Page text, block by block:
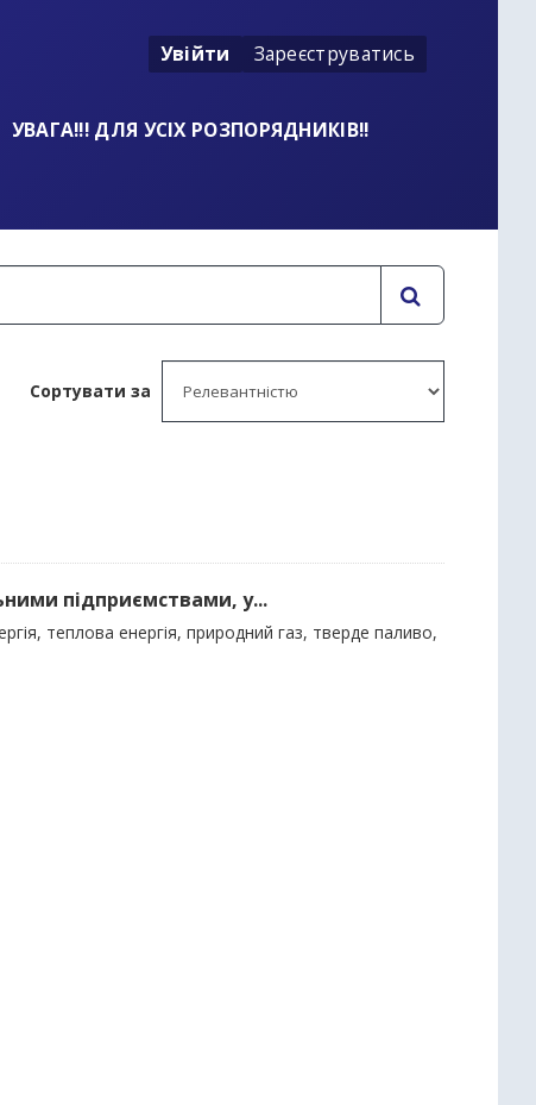
Увійти Зареєструватись
УВАГА!!! ДЛЯ УСІХ РОЗПОРЯДНИКІВ!!
Сортувати за
підприємствами, у...
теплова енергія, природний газ, тверде паливо,